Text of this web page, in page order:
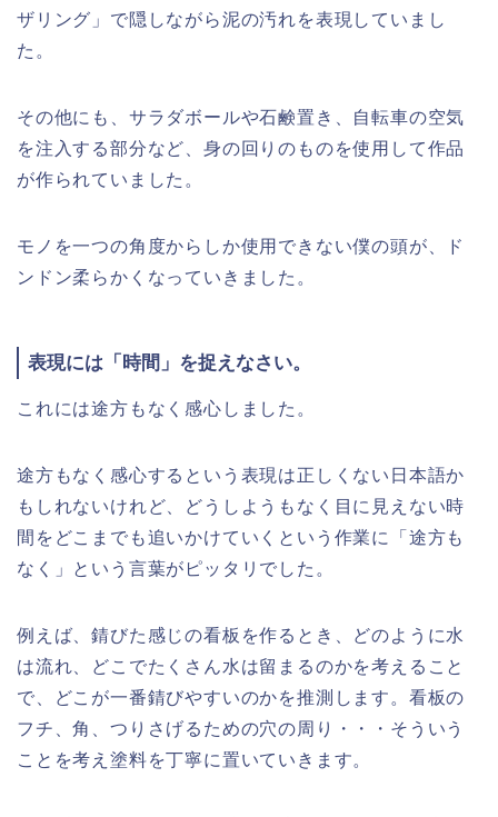
ザリング」で隠しながら泥の汚れを表現していまし
た。
その他にも、サラダボールや石鹸置き、自転車の空気
を注入する部分など、身の回りのものを使用して作品
が作られていました。
モノを一つの角度からしか使用できない僕の頭が、ド
ンドン柔らかくなっていきました。
表現には「時間」を捉えなさい。
これには途方もなく感心しました。
途方もなく感心するという表現は正しくない日本語か
もしれないけれど、どうしようもなく目に見えない時
間をどこまでも追いかけていくという作業に「途方も
なく」という言葉がピッタリでした。
例えば、錆びた感じの看板を作るとき、どのように水
は流れ、どこでたくさん水は留まるのかを考えること
で、どこが一番錆びやすいのかを推測します。看板の
フチ、角、つりさげるための穴の周り・・・そういう
ことを考え塗料を丁寧に置いていきます。